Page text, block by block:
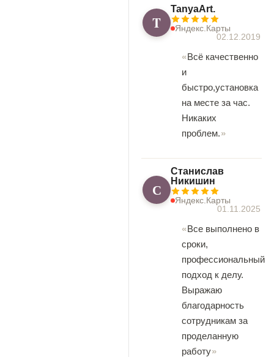
T
TanyaArt.
Яндекс.Карты
02.12.2019
Всё качественно
и
быстро,установка
на месте за час.
Никаких
проблем.
С
Станислав
Никишин
Яндекс.Карты
01.11.2025
Все выполнено в
сроки,
профессиональный
подход к делу.
Выражаю
благодарность
сотрудникам за
проделанную
работу